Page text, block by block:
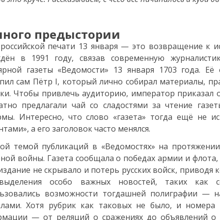
предыстории
печати 13 января — это возвращение к
в 1991 году, связав современную
газеты «Ведомости» 13 января 1703 года.
сам Пётр I, который лично собирал материалы,
Чтобы привлечь аудиторию, император приказал
предлагали чай со сладостями за чтение
Интересно, что слово «газета» тогда ещё не
а его заголовок часто менялся.
темой публикаций в «Ведомостях» на
войны. Газета сообщала о победах армии и
не скрывало и потерь русских войск,
особо важных новостей, таких как
возможности тогдашней полиграфии —
Хотя рубрик как таковых не было, и номера
— от реляций о сражениях до объявлений